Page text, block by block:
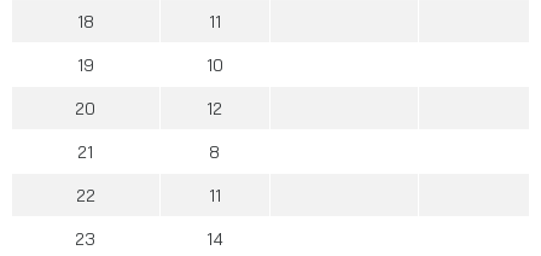
18 11
19 10
20 12
21 8
22 11
23 14